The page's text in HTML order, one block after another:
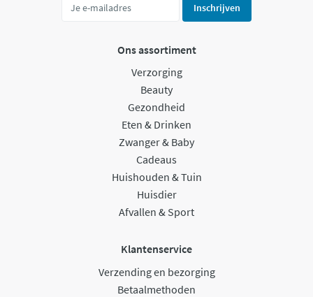
Inschrijven
Ons assortiment
Verzorging
Beauty
Gezondheid
Eten & Drinken
Zwanger & Baby
Cadeaus
Huishouden & Tuin
Huisdier
Afvallen & Sport
Klantenservice
Verzending en bezorging
Betaalmethoden